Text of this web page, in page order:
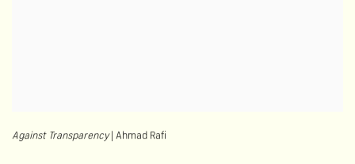
Against Transparency| Ahmad Rafi